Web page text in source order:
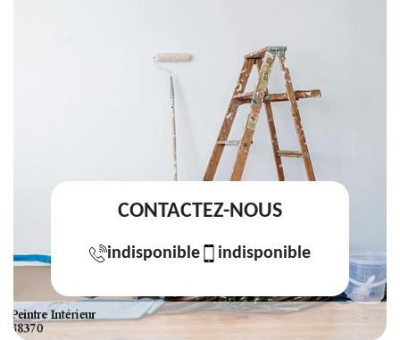
CONTACTEZ-NOUS
indisponible indisponible